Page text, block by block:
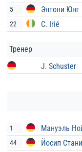
5 Энтони Юнг
22 C. Irié
Тренер
J. Schuster
1 Мануэль
44 Йосип